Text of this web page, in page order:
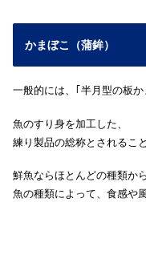
かまぼこ（蒲鉾）
一般的には、｢半月型の板
魚のすり身を加工した、
練り製品の総称とされるこ
鮮魚ならほとんどの種類か
魚の種類によって、食感や